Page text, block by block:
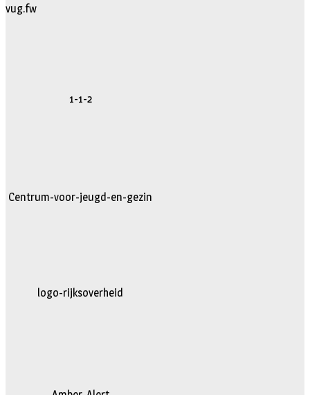
vug.fw
1-1-2
Centrum-voor-jeugd-en-gezin
logo-rijksoverheid